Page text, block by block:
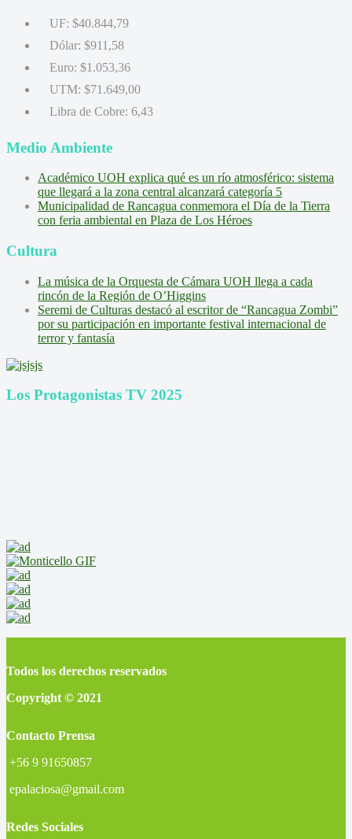
UF: $40.844,79
Dólar: $911,58
Euro: $1.053,36
UTM: $71.649,00
Libra de Cobre: 6,43
Medio Ambiente
Académico UOH explica qué es un río atmosférico: sistema
que llegará a la zona central alcanzará categoría 5
Municipalidad de Rancagua conmemora el Día de la Tierra
con feria ambiental en Plaza de Los Héroes
Cultura
La música de la Orquesta de Cámara UOH llega a cada
rincón de la Región de O’Higgins
Seremi de Culturas destacó al escritor de “Rancagua Zombi”
por su participación en importante festival internacional de
terror y fantasía
Los Protagonistas TV 2025
Todos los derechos reservados
Copyright © 2021
Contacto Prensa
+56 9 91650857
epalaciosa@gmail.com
Redes Sociales